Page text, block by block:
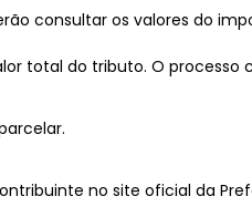
consultar os valores do
total do tributo. O
no site oficial da